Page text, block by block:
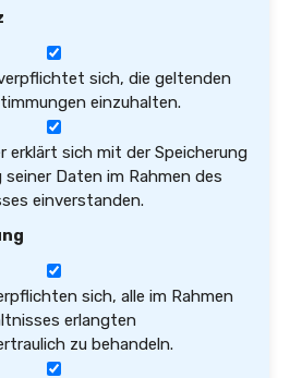
sich, die geltenden
einzuhalten.
erklärt sich mit der Speicherung
Daten im Rahmen des
einverstanden.
sich, alle im Rahmen
erlangten
zu behandeln.